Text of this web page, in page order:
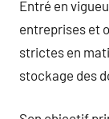
Entré en
entreprises et
strictes en
stockage des